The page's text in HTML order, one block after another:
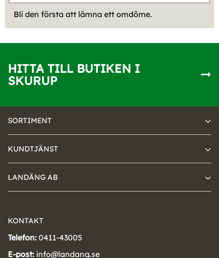
Bli den första att lämna ett omdöme.
HITTA TILL BUTIKEN I
SKURUP
SORTIMENT
KUNDTJÄNST
LANDÄNG AB
KONTAKT
Telefon: 0411-43005
E-post: info@landang.se